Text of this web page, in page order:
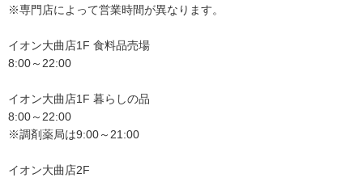
※専門店によって営業時間が異なります。
イオン大曲店1F 食料品売場
8:00～22:00
イオン大曲店1F 暮らしの品
8:00～22:00
※調剤薬局は9:00～21:00
イオン大曲店2F